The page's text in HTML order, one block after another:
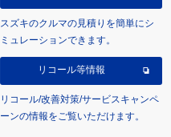
スズキのクルマの見積りを簡単にシ
ミュレーションできます。
リコール等情報
リコール/改善対策/サービスキャンペ
ーンの情報をご覧いただけます。